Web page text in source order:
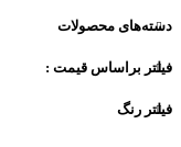
دسته‌های محصولات
فیلتر براساس قیمت :
فیلتر رنگ